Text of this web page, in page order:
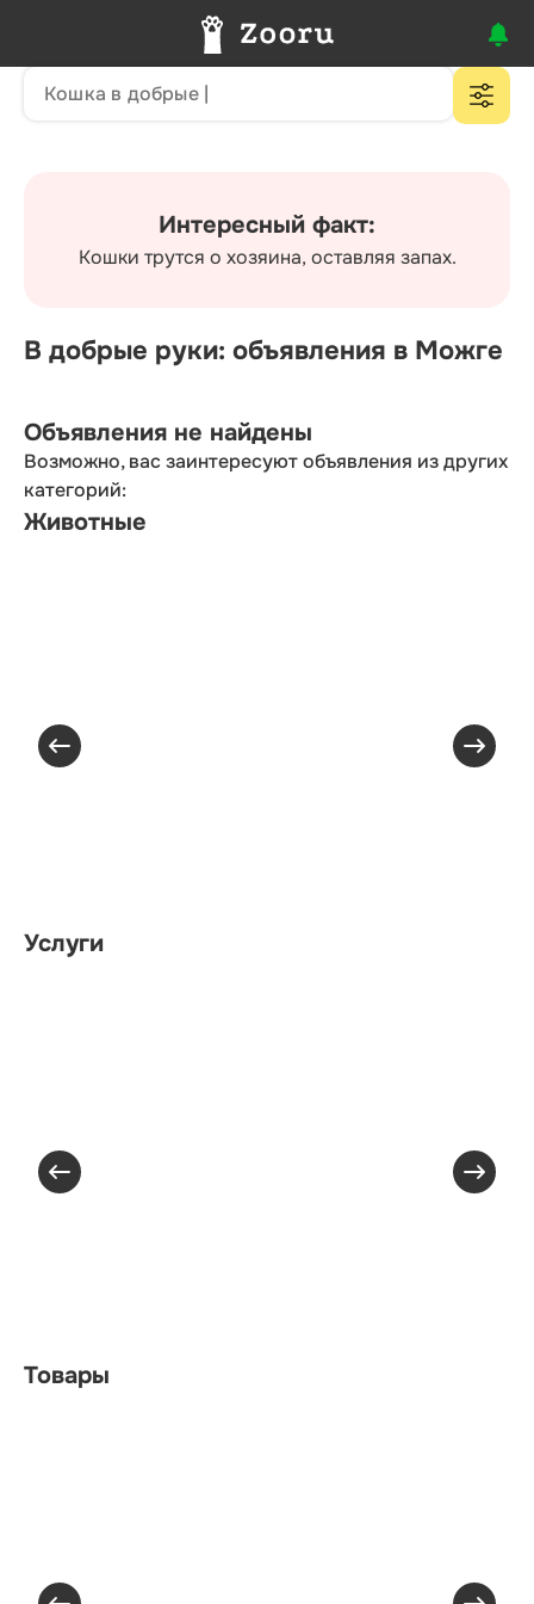
Интересный факт:
Кошки трутся о хозяина, оставляя запах.
В добрые руки: объявления в Можге
Объявления не найдены
Возможно, вас заинтересуют объявления из других
категорий:
Животные
Услуги
Товары